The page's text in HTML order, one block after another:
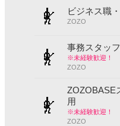
ビジネス職
ZOZO
事務スタッ
※未経験歓迎！
ZOZO
ZOZOBASE
用
※未経験歓迎！
ZOZO